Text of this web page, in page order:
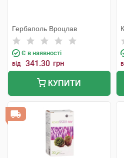
Гербаполь Вроцлав
Є в наявності
від 341.30 грн
КУПИТИ